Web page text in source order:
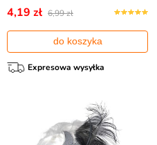
4,19 zł 6,99 zł
do koszyka
Expresowa wysyłka